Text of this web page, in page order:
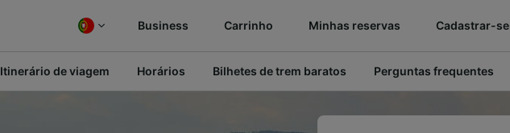
Business Carrinho Minhas reservas Cadastrar-se
Itinerário de viagem Horários Bilhetes de trem baratos Perguntas frequentes